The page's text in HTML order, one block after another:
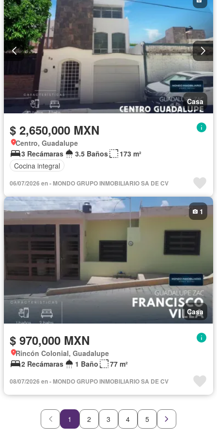
Casa
$ 2,650,000 MXN
Centro, Guadalupe
3 Recámaras
3.5 Baños
173 m²
Cocina integral
06/07/2026 en - MONDO GRUPO INMOBILIARIO SA DE CV
Casa
1
$ 970,000 MXN
Rincón Colonial, Guadalupe
2 Recámaras
1 Baño 77 m²
08/07/2026 en - MONDO GRUPO INMOBILIARIO SA DE CV
1 2 3 4 5